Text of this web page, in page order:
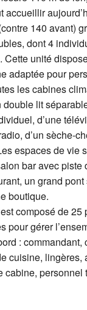
accueillir
140 avant)
dont 4
Cette unité
adaptée pour
les cabines
double lit
d’une
d’un sèche-
espaces de vie
bar avec piste
un grand
boutique.
composé de 25
pour gérer
: commandant,
cuisine, lingères,
cabine,